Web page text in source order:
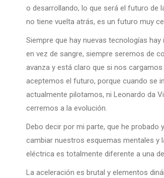
o desarrollando, lo que será el futuro
no tiene vuelta atrás, es un futuro muy
Siempre que hay nuevas tecnologías
en vez de sangre, siempre seremos de
avanza y está claro que si nos
aceptemos el futuro, porque cuando se
actualmente pilotamos, ni Leonardo da
cerremos a la evolución.
Debo decir por mi parte, que he
cambiar nuestros esquemas mentales y
eléctrica es totalmente diferente a una
La aceleración es brutal y elementos